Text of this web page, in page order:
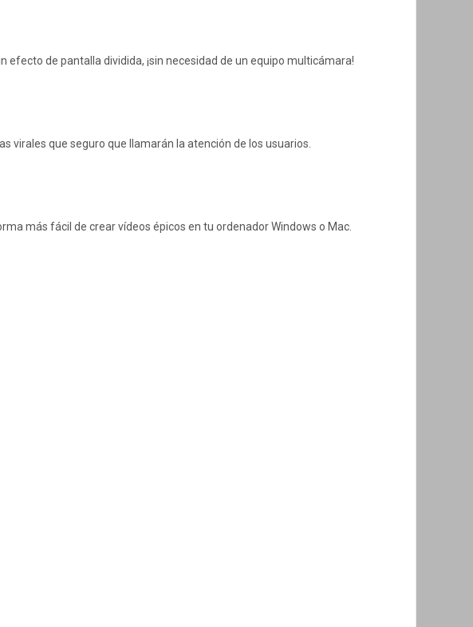
efecto de pantalla dividida, ¡sin necesidad de un equipo multicámara!
virales que seguro que llamarán la atención de los usuarios.
más fácil de crear vídeos épicos en tu ordenador Windows o Mac.